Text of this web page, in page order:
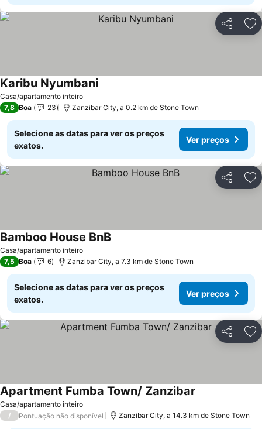
Partilhar
Casa/apartamento inteiro
Karibu Nyumbani
7,8 Boa 23 Zanzibar City, a 0.2 km de Stone Town
Selecione as datas para ver os preços
exatos.
Ver preços
Partilhar
Casa/apartamento inteiro
Bamboo House BnB
7,5 Boa 6 Zanzibar City, a 7.3 km de Stone Town
Selecione as datas para ver os preços
exatos.
Ver preços
Partilhar
Casa/apartamento inteiro
Apartment Fumba Town/ Zanzibar
/ Pontuação não disponível Zanzibar City, a 14.3 km de Stone Town